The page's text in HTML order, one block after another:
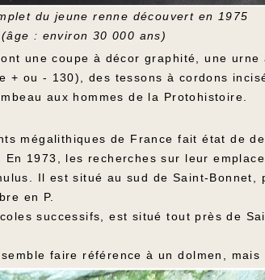
du jeune renne découvert en 1975
(âge : environ 30 000 ans)
une coupe à décor graphité, une
+ ou - 130), des tessons à cordons
aux hommes de la Protohistoire.
mégalithiques de France fait état de
1973, les recherches sur leur
Il est situé au sud de Saint-
en P.
successifs, est situé tout près de
faire référence à un dolmen,